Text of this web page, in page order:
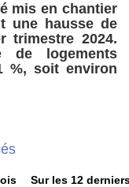
mis en chantier
une hausse de
trimestre 2024.
de logements
%, soit environ
Sur les 12